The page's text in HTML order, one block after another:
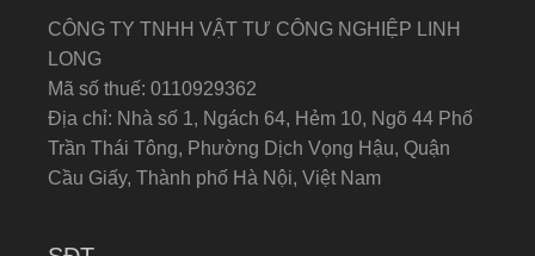
CÔNG TY TNHH VẬT TƯ CÔNG NGHIỆP LINH
LONG
Mã số thuế: 0110929362
Địa chỉ: Nhà số 1, Ngách 64, Hẻm 10, Ngõ 44 Phố
Trần Thái Tông, Phường Dịch Vọng Hậu, Quận
Cầu Giấy, Thành phố Hà Nội, Việt Nam